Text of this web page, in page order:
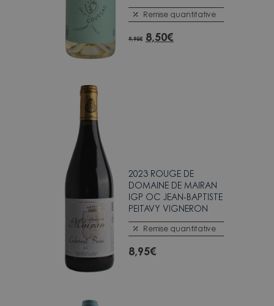
Remise quantitative
9,95€ 8,50€
2023 ROUGE DE
DOMAINE DE MAIRAN
IGP OC JEAN-BAPTISTE
PEITAVY VIGNERON
Remise quantitative
8,95€